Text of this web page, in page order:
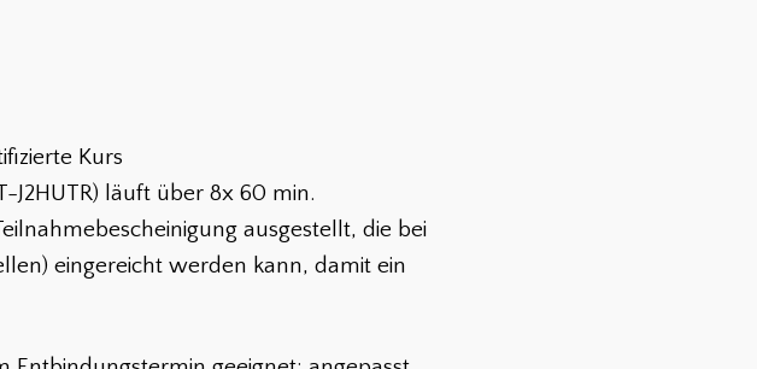
Kurs
J2HUTR) läuft über 8x 60 min.
ausgestellt, die bei
eingereicht werden kann, damit ein